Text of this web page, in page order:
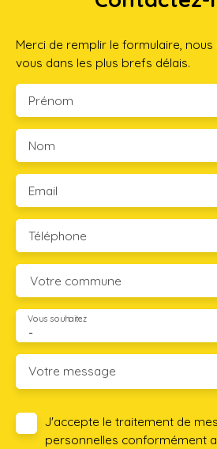
Merci de remplir le formulaire,
vous dans les plus brefs délais.
Prénom
Nom
Email
Téléphone
Votre commune
-
Vous souhaitez
Votre message
J'accepte le traitement de
personnelles conformément